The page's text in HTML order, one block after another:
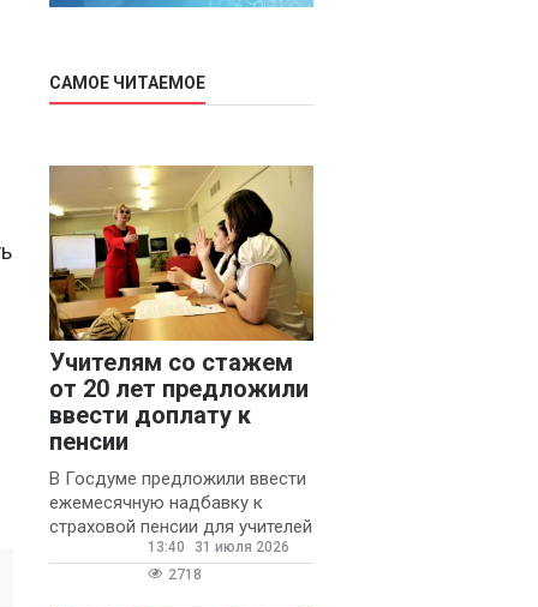
САМОЕ ЧИТАЕМОЕ
Учителям со стажем
от 20 лет предложили
ввести доплату к
пенсии
В Госдуме предложили ввести
ежемесячную надбавку к
страховой пенсии для учителей
государственных и
муниципальных школ со
13:40
31 июля 2026
2718